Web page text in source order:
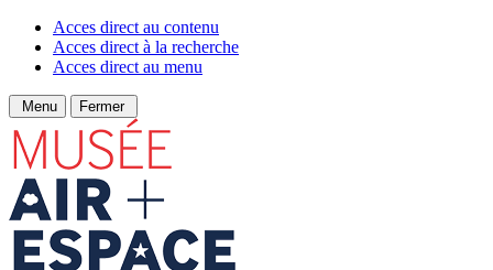
Acces direct au contenu
Acces direct à la recherche
Acces direct au menu
Menu Fermer